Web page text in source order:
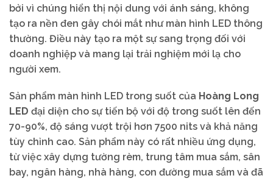
bởi vì chúng hiển thị nội dung với ánh sáng, không
tạo ra nền đen gây chói mắt như màn hình LED thông
thường. Điều này tạo ra một sự sang trọng đối với
doanh nghiệp và mang lại trải nghiệm mới lạ cho
người xem.
Sản phẩm màn hình LED trong suốt của Hoàng Long
LED đại diện cho sự tiến bộ với độ trong suốt lên đến
70-90%, độ sáng vượt trội hơn 7500 nits và khả năng
tùy chỉnh cao. Sản phẩm này có rất nhiều ứng dụng,
từ việc xây dựng tường rèm, trung tâm mua sắm, sân
bay, ngân hàng, nhà hàng, con đường mua sắm và đã